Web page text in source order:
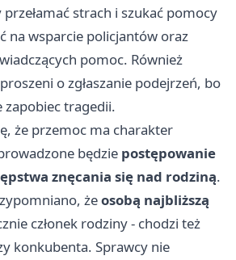
przełamać strach i szukać pomocy
na wsparcie policjantów oraz
pomoc. Również
o zgłaszanie podejrzeń, bo
zapobiec tragedii.
że przemoc ma charakter
będzie postępowanie
znęcania się nad rodziną.
żeosobą najbliższą
członek rodziny - chodzi też
konkubenta. Sprawcy nie